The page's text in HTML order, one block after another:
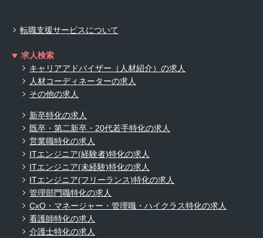
転職支援サービスについて
求人検索
キャリアアドバイザー（人材紹介）の求人
人材コーディネーターの求人
その他の求人
新卒特化の求人
既卒・第二新卒・20代若手特化の求人
営業職特化の求人
ITエンジニア(経験者)特化の求人
ITエンジニア(未経験)特化の求人
ITエンジニア(フリーランス)特化の求人
管理部門職特化の求人
CxO・マネージャー・管理職・ハイクラス特化の求人
看護師特化の求人
介護士特化の求人